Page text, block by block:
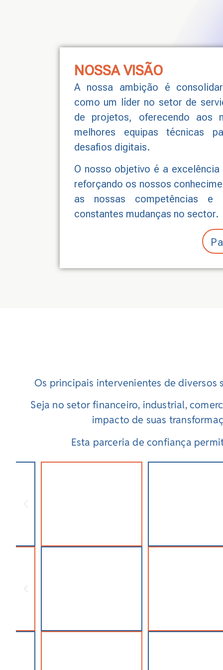
NOSSA VISÃO
A nossa ambição é
como um líder no setor de
de projetos, oferecendo aos
melhores equipas técnicas
desafios digitais.
O nosso objetivo é a
reforçando os nossos
as nossas competências e
constantes mudanças no sector.
Os principais intervenientes de diversos
Seja no setor financeiro, industrial,
impacto de suas
Esta parceria de confiança